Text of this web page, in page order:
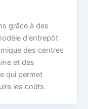
grâce à des
d'entrepôt
des centres
et des
qui permet
les coûts.